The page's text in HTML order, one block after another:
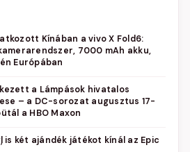
Kínában a vivo X Fold6:
7000 mAh akku,
Európában
a Lámpások hivatalos
– a DC-sorozat augusztus 17-
a HBO Maxon
is két ajándék játékot kínál az Epic